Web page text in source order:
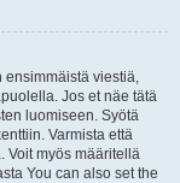
ensimmäistä viestiä,
Jos et näe tätä
luomiseen. Syötä
Varmista että
Voit myös määritellä
You can also set the